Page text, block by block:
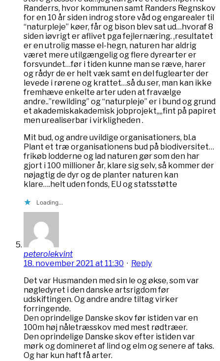
Randerrs, hvor kommunen samt Randers Regnskov
for en 10 år siden indrog store våd og engarealer til
“naturpleje” køer, får og bison blev sat ud…hvoraf 8
siden iøvrigt er aflivet pga fejlernæring. ,resultatet
er en utrolig masse el-hegn, naturen har aldrig
været mere utilgængelig og flere dyrearter er
forsvundet…før i tiden kunne man se ræve, harer
og rådyr de er helt væk samt en del fuglearter der
levede i rørene og krattet…så du ser, man kan ikke
fremhæve enkelte arter uden at fravælge
andre..”rewilding” og “naturpleje” er i bund og grund
et akademiskakademisk jobprojekt,,,,fint på papiret
men urealiserbar i virkligheden .
Mit bud, og andre uvildige organisationers, bl.a
Plant et træ organisationens bud på biodiversitet…
frikøb lodderne og lad naturen gør som den har
gjort i 100 millioner år, klare sig selv, så kommer der
nøjagtig de dyr og de planter naturen kan
klare….helt uden fonds, EU og statsstøtte
Loading...
peterolekvint
18. november 2021 at 11:30 · Reply
Det var Husmanden med sin le og økse, som var
nøgledyret i den danske artsrigdom før
udskiftingen. Og andre andre tiltag virker
forringende.
Den oprindelige Danske skov før istiden var en
100m høj nåletræsskov med mest rødtræer.
Den oprindelige Danske skov efter istiden var
mørk og domineret af lind og elm og senere af taks.
Og har kun haft få arter.